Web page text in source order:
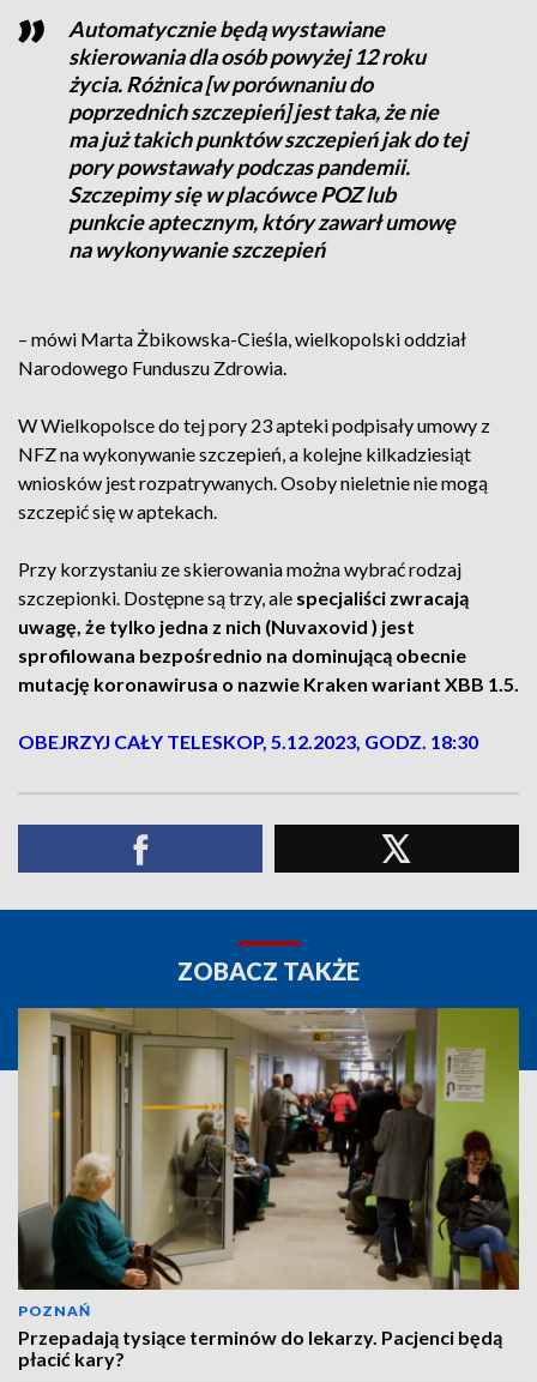
Automatycznie będą wystawiane
skierowania dla osób powyżej 12 roku
życia. Różnica [w porównaniu do
poprzednich szczepień] jest taka, że nie
ma już takich punktów szczepień jak do tej
pory powstawały podczas pandemii.
Szczepimy się w placówce POZ lub
punkcie aptecznym, który zawarł umowę
na wykonywanie szczepień
– mówi Marta Żbikowska-Cieśla, wielkopolski oddział
Narodowego Funduszu Zdrowia.
W Wielkopolsce do tej pory 23 apteki podpisały umowy z
NFZ na wykonywanie szczepień, a kolejne kilkadziesiąt
wniosków jest rozpatrywanych. Osoby nieletnie nie mogą
szczepić się w aptekach.
Przy korzystaniu ze skierowania można wybrać rodzaj
szczepionki. Dostępne są trzy, ale specjaliści zwracają
uwagę, że tylko jedna z nich (Nuvaxovid ) jest
sprofilowana bezpośrednio na dominującą obecnie
mutację koronawirusa o nazwie Kraken wariant XBB 1.5.
OBEJRZYJ CAŁY TELESKOP, 5.12.2023, GODZ. 18:30
ZOBACZ TAKŻE
POZNAŃ
Przepadają tysiące terminów do lekarzy. Pacjenci będą
płacić kary?